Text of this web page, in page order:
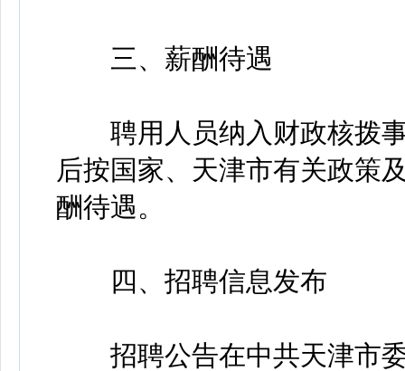
三、薪酬待遇
聘用人员纳入财政核拨事
后按国家、天津市有关政策
酬待遇。
四、招聘信息发布
招聘公告在中共天津市